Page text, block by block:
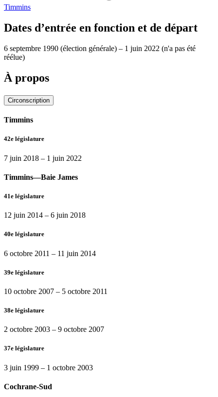
Timmins
Dates d’entrée en fonction et de départ
6 septembre 1990 (élection générale) – 1 juin 2022 (n'a pas été
réélue)
À propos
Circonscription
Timmins
42e législature
7 juin 2018 – 1 juin 2022
Timmins—Baie James
41e législature
12 juin 2014 – 6 juin 2018
40e législature
6 octobre 2011 – 11 juin 2014
39e législature
10 octobre 2007 – 5 octobre 2011
38e législature
2 octobre 2003 – 9 octobre 2007
37e législature
3 juin 1999 – 1 octobre 2003
Cochrane-Sud